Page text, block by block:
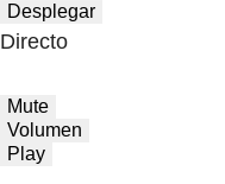
Desplegar
Directo
Mute
Volumen
Play